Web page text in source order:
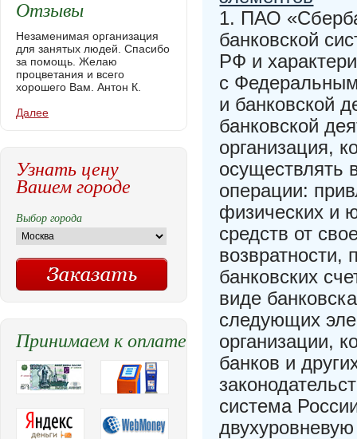
1. ПАО
банковской
РФ и
с
и банковской
банковской
организация,
осуществлять
операции:
физических и
средств от
возвратности,
банковских
виде
следующих
организации,
банков и
система
Отзывы
Незаменимая организация
для занятых людей. Спасибо
за помощь. Желаю
процветания и всего
хорошего Вам. Антон К.
Далее
Узнать цену
Вашем городе
Выбор города
Принимаем к оплате